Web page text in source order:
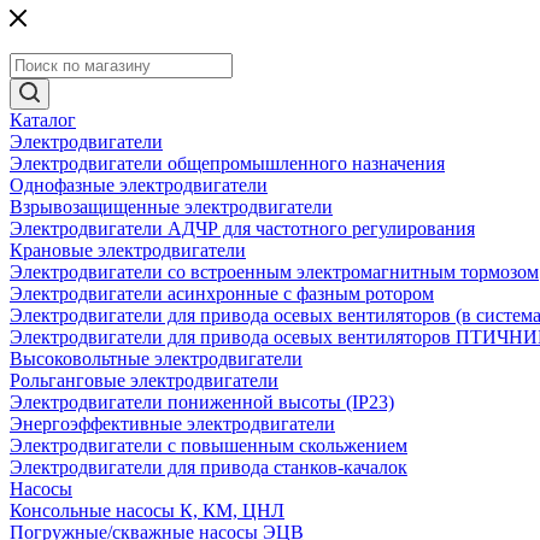
Каталог
Электродвигатели
Электродвигатели общепромышленного назначения
Однофазные электродвигатели
Взрывозащищенные электродвигатели
Электродвигатели АДЧР для частотного регулирования
Крановые электродвигатели
Электродвигатели со встроенным электромагнитным тормозом
Электродвигатели асинхронные с фазным ротором
Электродвигатели для привода осевых вентиляторов (в
Электродвигатели для привода осевых вентиляторов
Высоковольтные электродвигатели
Рольганговые электродвигатели
Электродвигатели пониженной высоты (IP23)
Энергоэффективные электродвигатели
Электродвигатели с повышенным скольжением
Электродвигатели для привода станков-качалок
Насосы
Консольные насосы К, КМ, ЦНЛ
Погружные/скважные насосы ЭЦВ